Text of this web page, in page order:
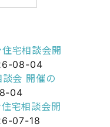
宅相談会開
08-04
会 開催の
04
宅相談会開
07-18